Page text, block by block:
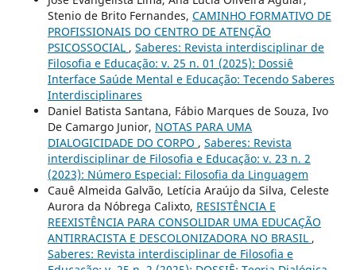
Stenio de Brito Fernandes, CAMINHO FORMATIVO DE
PROFISSIONAIS DO CENTRO DE ATENÇÃO
PSICOSSOCIAL , Saberes: Revista interdisciplinar de
Filosofia e Educação: v. 25 n. 01 (2025): Dossiê
Interface Saúde Mental e Educação: Tecendo Saberes
Interdisciplinares
Daniel Batista Santana, Fábio Marques de Souza, Ivo
De Camargo Junior, NOTAS PARA UMA
DIALOGICIDADE DO CORPO , Saberes: Revista
interdisciplinar de Filosofia e Educação: v. 23 n. 2
(2023): Número Especial: Filosofia da Linguagem
Cauê Almeida Galvão, Letícia Araújo da Silva, Celeste
Aurora da Nóbrega Calixto, RESISTÊNCIA E
REEXISTÊNCIA PARA CONSOLIDAR UMA EDUCAÇÃO
ANTIRRACISTA E DESCOLONIZADORA NO BRASIL ,
Saberes: Revista interdisciplinar de Filosofia e